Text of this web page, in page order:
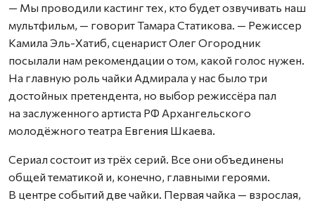
— Мы проводили кастинг тех, кто будет озвучивать наш
мультфильм, — говорит Тамара Статикова. — Режиссер
Камила Эль-Хатиб, сценарист Олег Огородник
посылали нам рекомендации о том, какой голос нужен.
На главную роль чайки Адмирала у нас было три
достойных претендента, но выбор режиссёра пал
на заслуженного артиста РФ Архангельского
молодёжного театра Евгения Шкаева.
Сериал состоит из трёх серий. Все они объединены
общей тематикой и, конечно, главными героями.
В центре событий две чайки. Первая чайка — взрослая,